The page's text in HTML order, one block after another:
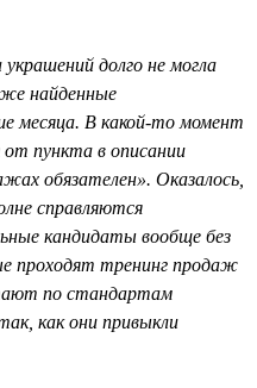
долго не могла
найденные
месяца. В какой-то момент
пункта в описании
обязателен». Оказалось,
справляются
кандидаты вообще без
проходят тренинг продаж
по стандартам
как они привыкли